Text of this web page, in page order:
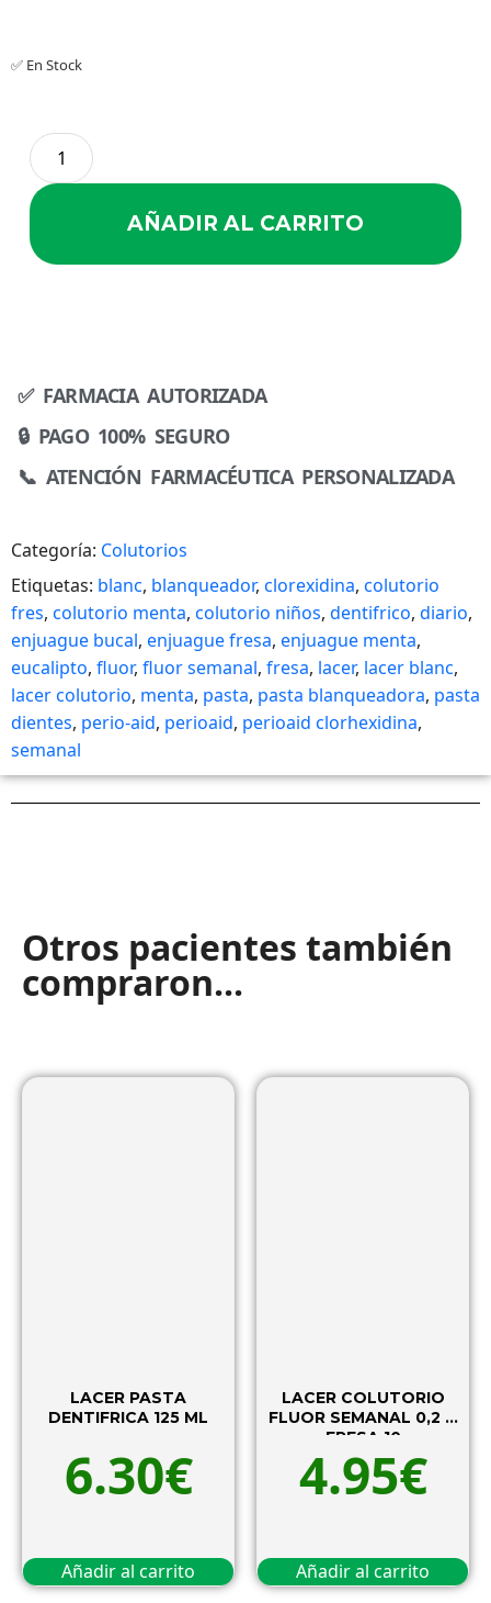
✅ En Stock
AÑADIR AL CARRITO
✅ FARMACIA AUTORIZADA
🔒 PAGO 100% SEGURO
📞 ATENCIÓN FARMACÉUTICA PERSONALIZADA
Categoría: Colutorios
Etiquetas: blanc, blanqueador, clorexidina, colutorio
fres, colutorio menta, colutorio niños, dentifrico, diario,
enjuague bucal, enjuague fresa, enjuague menta,
eucalipto, fluor, fluor semanal, fresa, lacer, lacer blanc,
lacer colutorio, menta, pasta, pasta blanqueadora, pasta
dientes, perio-aid, perioaid, perioaid clorhexidina,
semanal
Otros pacientes también
compraron...
LACER PASTA
DENTIFRICA 125 ML
6.30€
Añadir al carrito
LACER COLUTORIO
FLUOR SEMANAL 0,2 %
FRESA 10
4.95€
Añadir al carrito